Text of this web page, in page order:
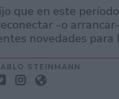
que en este
-o
novedades
STEINMANN